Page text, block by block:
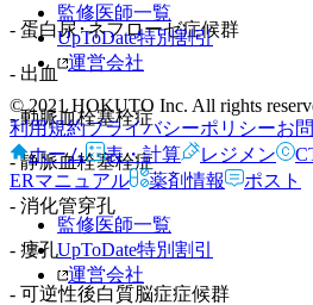
監修医師一覧
UpToDate特別割引
運営会社
© 2021 HOKUTO Inc. All rights
利用規約プライバシーポリシーお
ホーム
表・計算 レジメン
ERマニュアル
薬剤情報 ポスト
監修医師一覧
UpToDate特別割引
運営会社
- 蛋白尿･ネフローゼ症候群
- 出血
- 動脈血栓塞栓症
- 静脈血栓塞栓症
- 消化管穿孔
- 瘻孔
- 可逆性後白質脳症症候群